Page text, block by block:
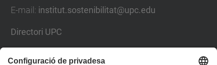
E-mail: institut.sostenibilitat@upc.edu
Directori UPC